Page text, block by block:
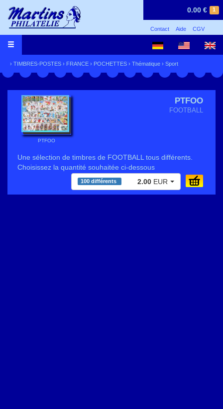
1
0.00 €
Contact Aide CGV
› TIMBRES-POSTES › FRANCE › POCHETTES › Thématique › Sport
PTFOO
PTFOO
FOOTBALL
Une sélection de timbres de FOOTBALL tous différents.
Choisissez la quantité souhaitée ci-dessous
100 différents 2.00 EUR